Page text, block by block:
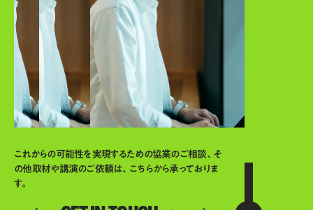
これからの可能性を実現するための協業のご相談、そ
の他取材や講演のご依頼は、こちらから承っておりま
す。